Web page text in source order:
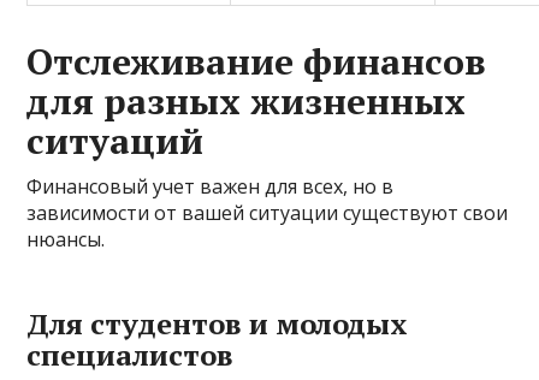
Отслеживание финансов
для разных жизненных
ситуаций
Финансовый учет важен для всех, но в
зависимости от вашей ситуации существуют свои
нюансы.
Для студентов и молодых
специалистов